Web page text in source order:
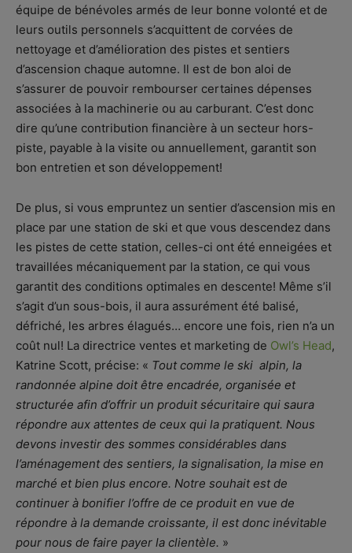
équipe de bénévoles armés de leur bonne volonté et de
leurs outils personnels s’acquittent de corvées de
nettoyage et d’amélioration des pistes et sentiers
d’ascension chaque automne. Il est de bon aloi de
s’assurer de pouvoir rembourser certaines dépenses
associées à la machinerie ou au carburant. C’est donc
dire qu’une contribution financière à un secteur hors-
piste, payable à la visite ou annuellement, garantit son
bon entretien et son développement!
De plus, si vous empruntez un sentier d’ascension mis en
place par une station de ski et que vous descendez dans
les pistes de cette station, celles-ci ont été enneigées et
travaillées mécaniquement par la station, ce qui vous
garantit des conditions optimales en descente! Même s’il
s’agit d’un sous-bois, il aura assurément été balisé,
défriché, les arbres élagués… encore une fois, rien n’a un
coût nul! La directrice ventes et marketing de Owl’s Head,
Katrine Scott, précise: « Tout comme le ski alpin, la
randonnée alpine doit être encadrée, organisée et
structurée afin d’offrir un produit sécuritaire qui saura
répondre aux attentes de ceux qui la pratiquent. Nous
devons investir des sommes considérables dans
l’aménagement des sentiers, la signalisation, la mise en
marché et bien plus encore. Notre souhait est de
continuer à bonifier l’offre de ce produit en vue de
répondre à la demande croissante, il est donc inévitable
pour nous de faire payer la clientèle. »